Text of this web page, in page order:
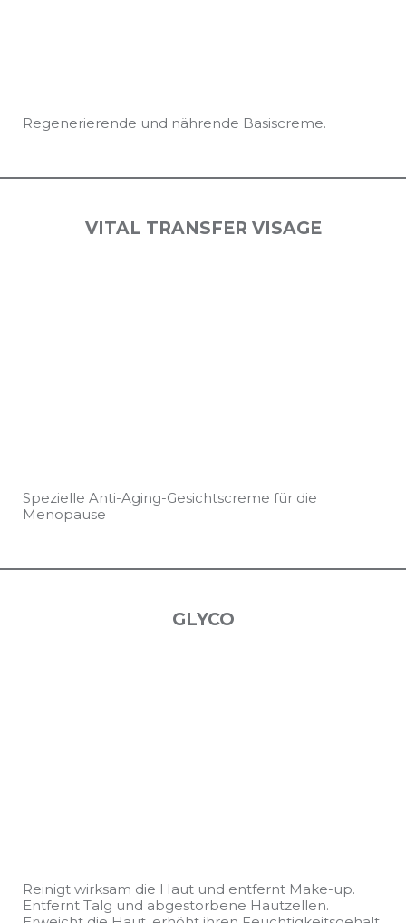
Regenerierende und nährende Basiscreme.
VITAL TRANSFER VISAGE
Spezielle Anti-Aging-Gesichtscreme für die
Menopause
GLYCO
Reinigt wirksam die Haut und entfernt Make-up.
Entfernt Talg und abgestorbene Hautzellen.